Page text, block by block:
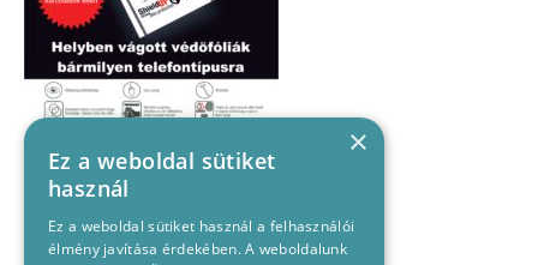
×
Ez a weboldal sütiket
használ
Ez a weboldal sütiket használ a felhasználói
élmény javítása érdekében. A weboldalunk